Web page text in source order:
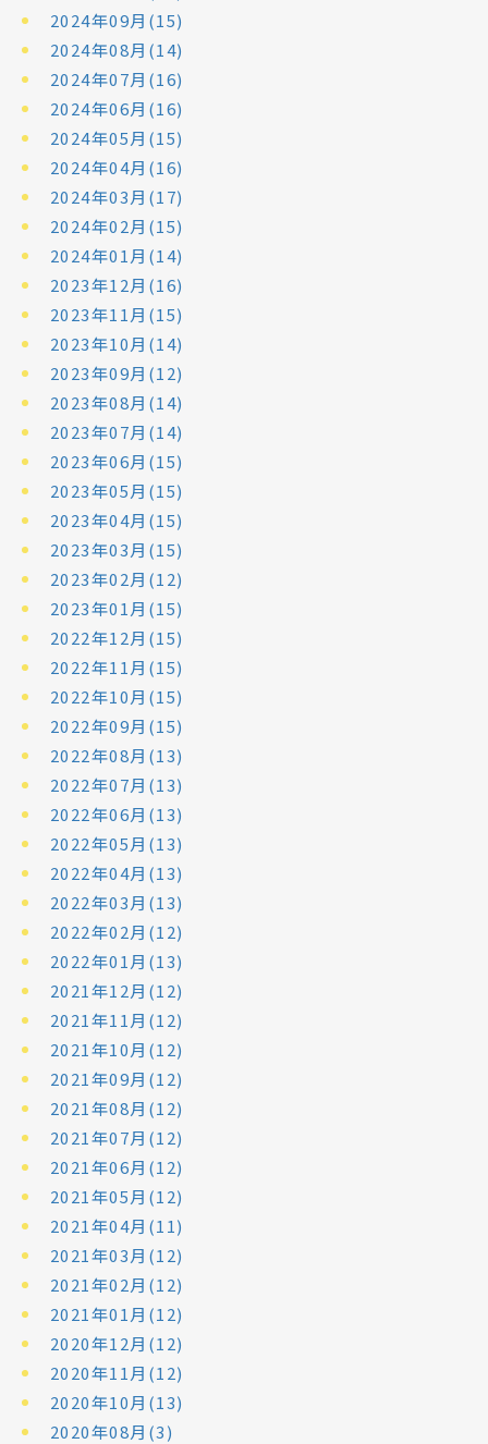
2024年09月(15)
2024年08月(14)
2024年07月(16)
2024年06月(16)
2024年05月(15)
2024年04月(16)
2024年03月(17)
2024年02月(15)
2024年01月(14)
2023年12月(16)
2023年11月(15)
2023年10月(14)
2023年09月(12)
2023年08月(14)
2023年07月(14)
2023年06月(15)
2023年05月(15)
2023年04月(15)
2023年03月(15)
2023年02月(12)
2023年01月(15)
2022年12月(15)
2022年11月(15)
2022年10月(15)
2022年09月(15)
2022年08月(13)
2022年07月(13)
2022年06月(13)
2022年05月(13)
2022年04月(13)
2022年03月(13)
2022年02月(12)
2022年01月(13)
2021年12月(12)
2021年11月(12)
2021年10月(12)
2021年09月(12)
2021年08月(12)
2021年07月(12)
2021年06月(12)
2021年05月(12)
2021年04月(11)
2021年03月(12)
2021年02月(12)
2021年01月(12)
2020年12月(12)
2020年11月(12)
2020年10月(13)
2020年08月(3)